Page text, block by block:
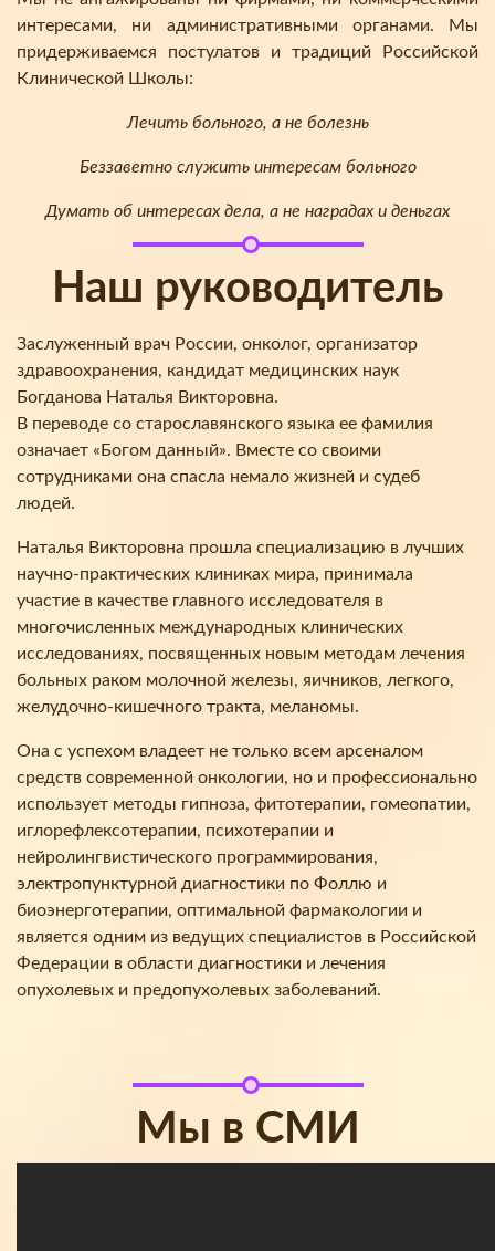
интересами, ни административными органами. Мы
придерживаемся постулатов и традиций Российской
Клинической Школы:
Лечить больного, а не болезнь
Беззаветно служить интересам больного
Думать об интересах дела, а не наградах и деньгах
Наш руководитель
Заслуженный врач России, онколог, организатор
здравоохранения, кандидат медицинских наук
Богданова Наталья Викторовна.
В переводе со старославянского языка ее фамилия
означает «Богом данный». Вместе со своими
сотрудниками она спасла немало жизней и судеб
людей.
Наталья Викторовна прошла специализацию в лучших
научно-практических клиниках мира, принимала
участие в качестве главного исследователя в
многочисленных международных клинических
исследованиях, посвященных новым методам лечения
больных раком молочной железы, яичников, легкого,
желудочно-кишечного тракта, меланомы.
Она с успехом владеет не только всем арсеналом
средств современной онкологии, но и профессионально
использует методы гипноза, фитотерапии, гомеопатии,
иглорефлексотерапии, психотерапии и
нейролингвистического программирования,
электропунктурной диагностики по Фоллю и
биоэнерготерапии, оптимальной фармакологии и
является одним из ведущих специалистов в Российской
Федерации в области диагностики и лечения
опухолевых и предопухолевых заболеваний.
Мы в СМИ